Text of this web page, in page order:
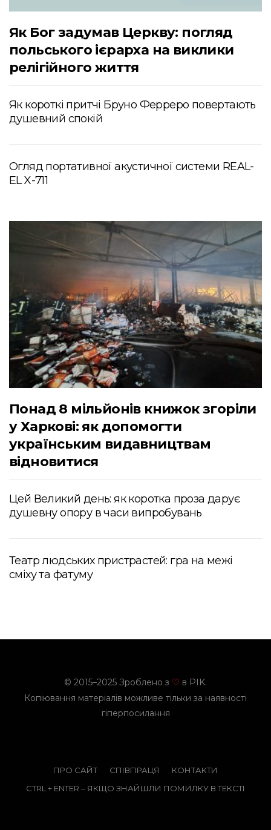
Як Бог задумав Церкву: погляд
польського ієрарха на виклики
релігійного життя
Як короткі притчі Бруно Ферреро повертають
душевний спокій
Огляд портативної акустичної системи REAL-
EL X-711
Понад 8 мільйонів книжок згоріли
у Харкові: як допомогти
українським видавництвам
відновитися
Цей Великий день: як коротка проза дарує
душевну опору в часи випробувань
Театр людських пристрастей: гра на межі
сміху та фатуму
© 2015–2025 Зроблено з ♡ в PIK.
Копіювання матеріалів можливе тільки за наявності
гіперпосилання
ПРО САЙТ СПІВПРАЦЯ
КОНТАКТИ
CTRL + ENTER – ЯКЩО ЗНАЙШЛИ ПОМИЛКУ В ТЕКСТІ